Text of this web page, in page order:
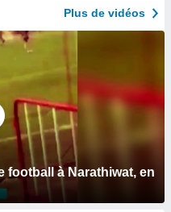
Plus de vidéos
football à Narathiwat, en